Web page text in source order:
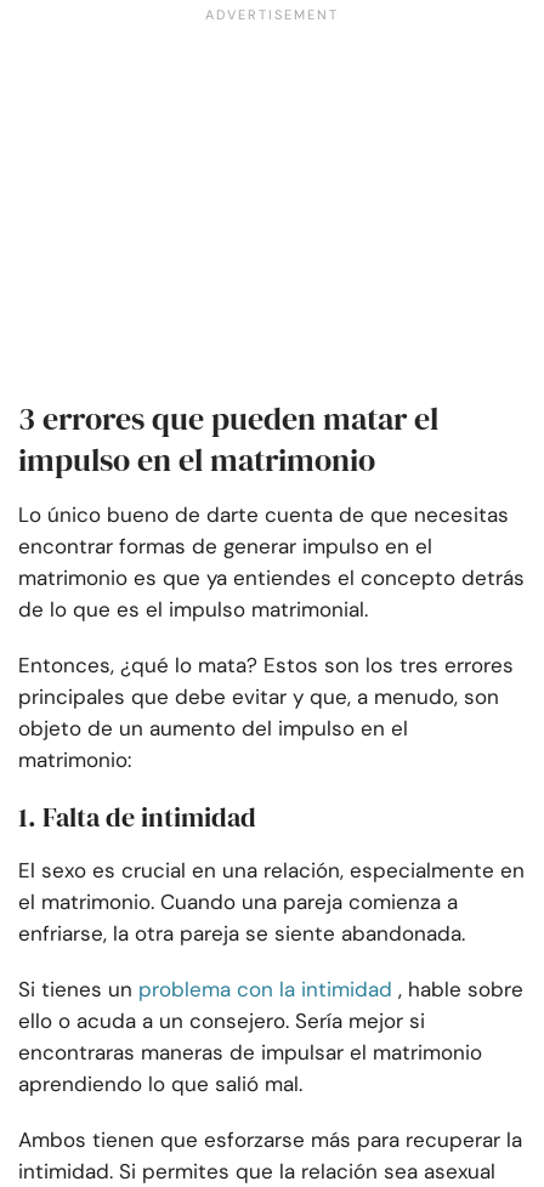
3 errores que pueden matar el
impulso en el matrimonio
Lo único bueno de darte cuenta de que necesitas
encontrar formas de generar impulso en el
matrimonio es que ya entiendes el concepto detrás
de lo que es el impulso matrimonial.
Entonces, ¿qué lo mata? Estos son los tres errores
principales que debe evitar y que, a menudo, son
objeto de un aumento del impulso en el
matrimonio:
1. Falta de intimidad
El sexo es crucial en una relación, especialmente en
el matrimonio. Cuando una pareja comienza a
enfriarse, la otra pareja se siente abandonada.
Si tienes un problema con la intimidad , hable sobre
ello o acuda a un consejero. Sería mejor si
encontraras maneras de impulsar el matrimonio
aprendiendo lo que salió mal.
Ambos tienen que esforzarse más para recuperar la
intimidad. Si permites que la relación sea asexual